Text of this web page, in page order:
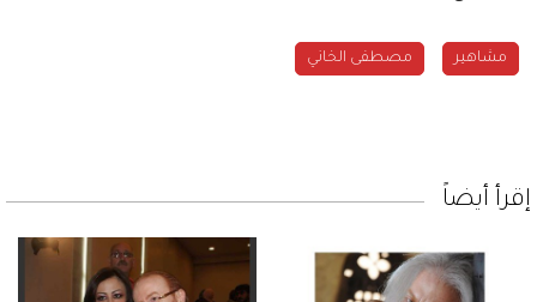
مشاهير مصطفى الخاني
إقرأ أيضاً